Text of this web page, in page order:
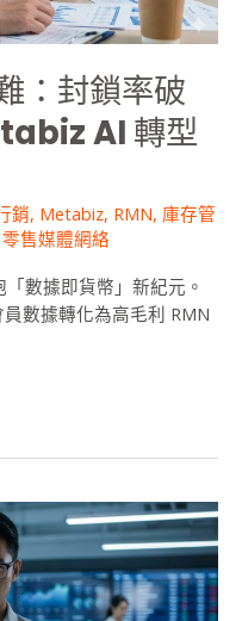
：封鎖率破
AI 轉型
銷, Metabiz, RMN, 庫存管
零售媒體網絡
數據即貨幣」新紀元。
數據轉化為高毛利 RMN